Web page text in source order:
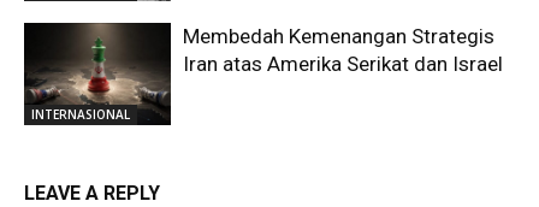
INTERNASIONAL
Membedah Kemenangan Strategis
Iran atas Amerika Serikat dan Israel
LEAVE A REPLY